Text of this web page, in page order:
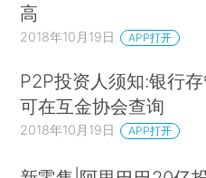
高
2018年10月19日 APP打开
P2P投资人须知:银行
可在互金协会查询
2018年10月19日 APP打开